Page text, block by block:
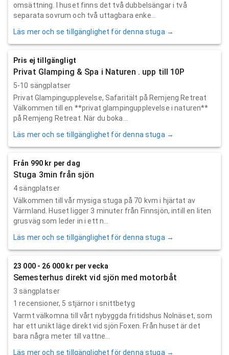
omsättning. I huset finns det två dubbelsängar i två
separata sovrum och två uttagbara enke...
Läs mer och se tillgänglighet för denna stuga →
Pris ej tillgängligt
Privat Glamping & Spa i Naturen . upp till 10P
5-10 sängplatser
Privat Glampingupplevelse, Safaritält på Remjeng Retreat
Välkommen till en **privat glampingupplevelse i naturen**
på Remjeng Retreat. När du boka...
Läs mer och se tillgänglighet för denna stuga →
Från 990 kr per dag
Stuga 3min från sjön
4 sängplatser
Välkommen till vår mysiga stuga på 70 kvm i hjärtat av
Värmland. Huset ligger 3 minuter från Finnsjön, intill en liten
grusväg som leder in i ett n...
Läs mer och se tillgänglighet för denna stuga →
23 000 - 26 000 kr per vecka
Semesterhus direkt vid sjön med motorbåt
3 sängplatser
1 recensioner, 5 stjärnor i snittbetyg
Varmt välkomna till vårt nybyggda fritidshus Nolnäset, som
har ett unikt läge direkt vid sjön Foxen. Från huset är det
bara några meter till vattne...
Läs mer och se tillgänglighet för denna stuga →